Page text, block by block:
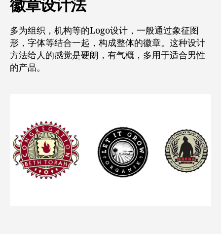
徽章设计法
多为组织，机构等的Logo设计，一般通过象征图
形，字体等结合一起，构成整体的徽章。这种设计
方法给人的感觉是硬朗，有气概，多用于适合男性
的产品。